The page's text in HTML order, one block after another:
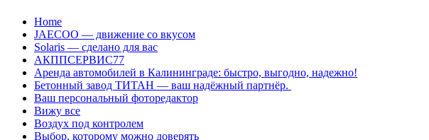
Перейти
содержанию
Home
JAECOO — движение со вкусом
Solaris — сделано для вас
АКППСЕРВИС77
Аренда автомобилей в Калининграде: быстро, выгодно, надежно!
Бетонный завод ТИТАН — ваш надёжный партнёр.
Ваш персональный фоторедактор
Вижу все
Воздух под контролем
Выбор, которому можно доверять